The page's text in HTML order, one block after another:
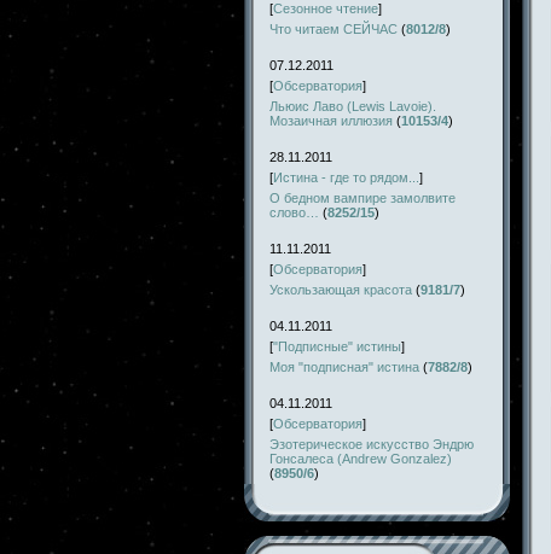
[Сезонное чтение]
Что читаем СЕЙЧАС (8012/8)
07.12.2011
[Обсерватория]
Льюис Лаво (Lewis Lavoie).
Мозаичная иллюзия (10153/4)
28.11.2011
[Истина - где то рядом... ]
О бедном вампире замолвите
слово…
(8252/15)
11.11.2011
[Обсерватория]
Ускользающая красота (9181/7)
04.11.2011
["Подписные" истины]
Моя "подписная" истина (7882/8)
04.11.2011
[Обсерватория]
Эзотерическое искусство Эндрю
Гонсалеса (Andrew Gonzalez)
(8950/6)